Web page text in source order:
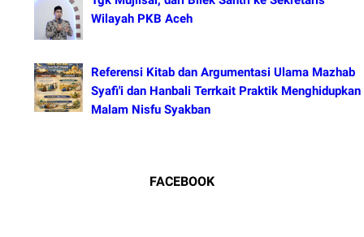
Wilayah PKB Aceh
Referensi Kitab dan Argumentasi Ulama Mazhab
Syafi'i dan Hanbali Terrkait Praktik Menghidupkan
Malam Nisfu Syakban
FACEBOOK